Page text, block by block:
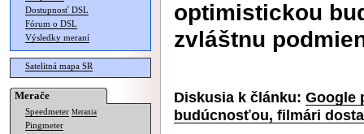
Dostupnosť DSL
Fórum o DSL
Výsledky meraní
Satelitná mapa SR
Merače
Speedmeter Merania
Pingmeter
optimistickou
zvláštnu
Diskusia k článku: Google
budúcnosťou, filmári